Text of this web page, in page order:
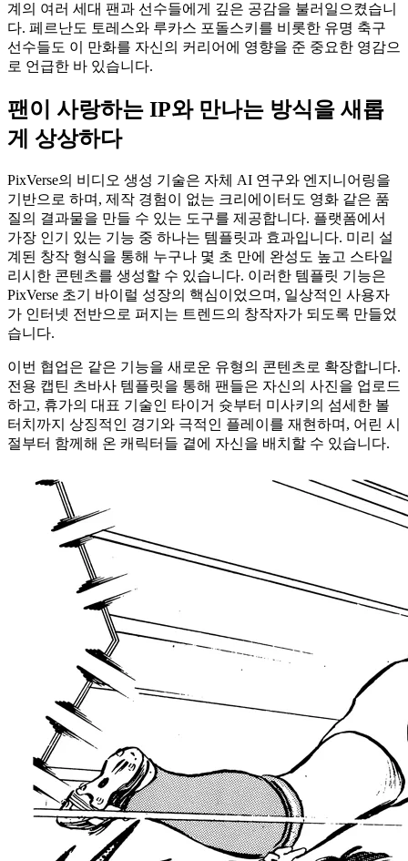
계의 여러 세대 팬과 선수들에게 깊은 공감을 불러일으켰습니
다. 페르난도 토레스와 루카스 포돌스키를 비롯한 유명 축구
선수들도 이 만화를 자신의 커리어에 영향을 준 중요한 영감으
로 언급한 바 있습니다.
팬이 사랑하는 IP와 만나는 방식을 새롭
게 상상하다
PixVerse의 비디오 생성 기술은 자체 AI 연구와 엔지니어링을
기반으로 하며, 제작 경험이 없는 크리에이터도 영화 같은 품
질의 결과물을 만들 수 있는 도구를 제공합니다. 플랫폼에서
가장 인기 있는 기능 중 하나는 템플릿과 효과입니다. 미리 설
계된 창작 형식을 통해 누구나 몇 초 만에 완성도 높고 스타일
리시한 콘텐츠를 생성할 수 있습니다. 이러한 템플릿 기능은
PixVerse 초기 바이럴 성장의 핵심이었으며, 일상적인 사용자
가 인터넷 전반으로 퍼지는 트렌드의 창작자가 되도록 만들었
습니다.
이번 협업은 같은 기능을 새로운 유형의 콘텐츠로 확장합니다.
전용 캡틴 츠바사 템플릿을 통해 팬들은 자신의 사진을 업로드
하고, 휴가의 대표 기술인 타이거 슛부터 미사키의 섬세한 볼
터치까지 상징적인 경기와 극적인 플레이를 재현하며, 어린 시
절부터 함께해 온 캐릭터들 곁에 자신을 배치할 수 있습니다.